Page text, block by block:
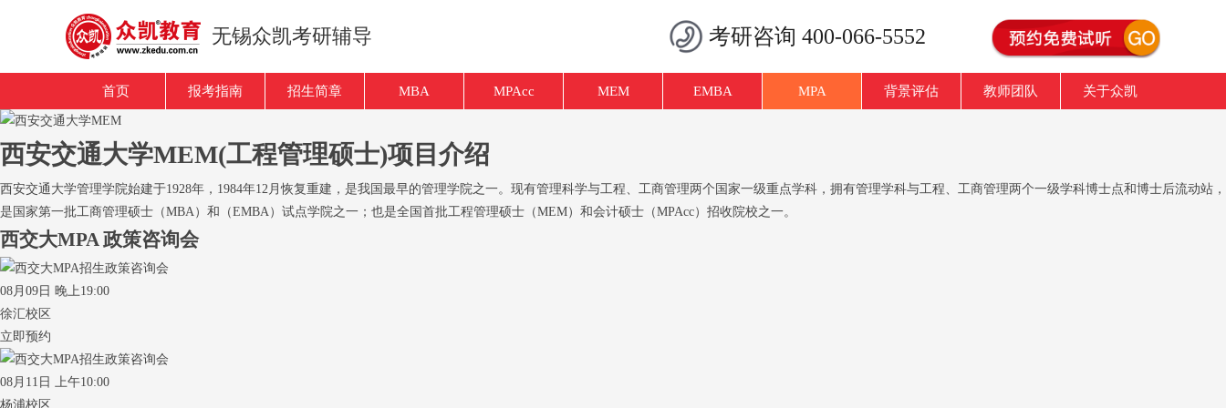
无锡众凯考研辅导 考研咨询 400-066-5552
首页 报考指南 招生简章 MBA MPAcc MEM EMBA MPA 背景评估 教师团队 关于众凯
西安交通大学MEM(工程管理硕士)项目介绍
西安交通大学管理学院始建于1928年，1984年12月恢复重建，是我国最早的管理学院之一。现有管理科学与工程、工商管理两个国家一级重点学科，拥有管理学科与工程、工商管理两个一级学科博士点和博士后流动站，
是国家第一批工商管理硕士（MBA）和（EMBA）试点学院之一；也是全国首批工程管理硕士（MEM）和会计硕士（MPAcc）招收院校之一。
西交大MPA政策咨询会
08月09日 晚上19:00
徐汇校区
立即预约
08月11日 上午10:00
杨浦校区